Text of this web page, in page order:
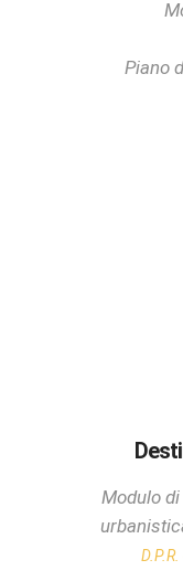
Piano
Modulo